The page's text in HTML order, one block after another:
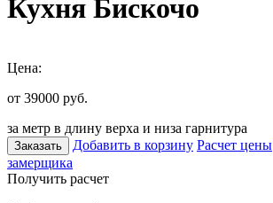
Кухня Бискочо
Цена:
от 39000 руб.
за метр в длину верха и низа гарнитура
Заказать Добавить в корзину Расчет цены
замерщика
Получить расчет